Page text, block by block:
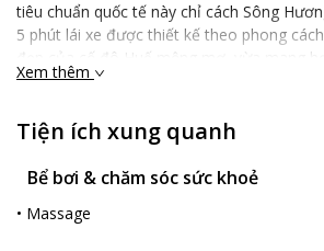
tiêu chuẩn quốc tế này chỉ cách Sông
5 phút lái xe được thiết kế theo phong
đẹp của cố đô Huế mộng mơ, vừa mang
nhịp sống hiện đại. Khách sạn có truy cập
Đặc điểm của khách sạn:
được tôn vinh qua những đường nét họa
hoàng gia trên nền vải lụa sử dụng cho ga
tế đến từng chi tiết. Đồng thời, vẻ đẹp hiện
Xem thêm
Tiện ích xung quanh
Bể bơi & chăm sóc sức khoẻ
• Massage